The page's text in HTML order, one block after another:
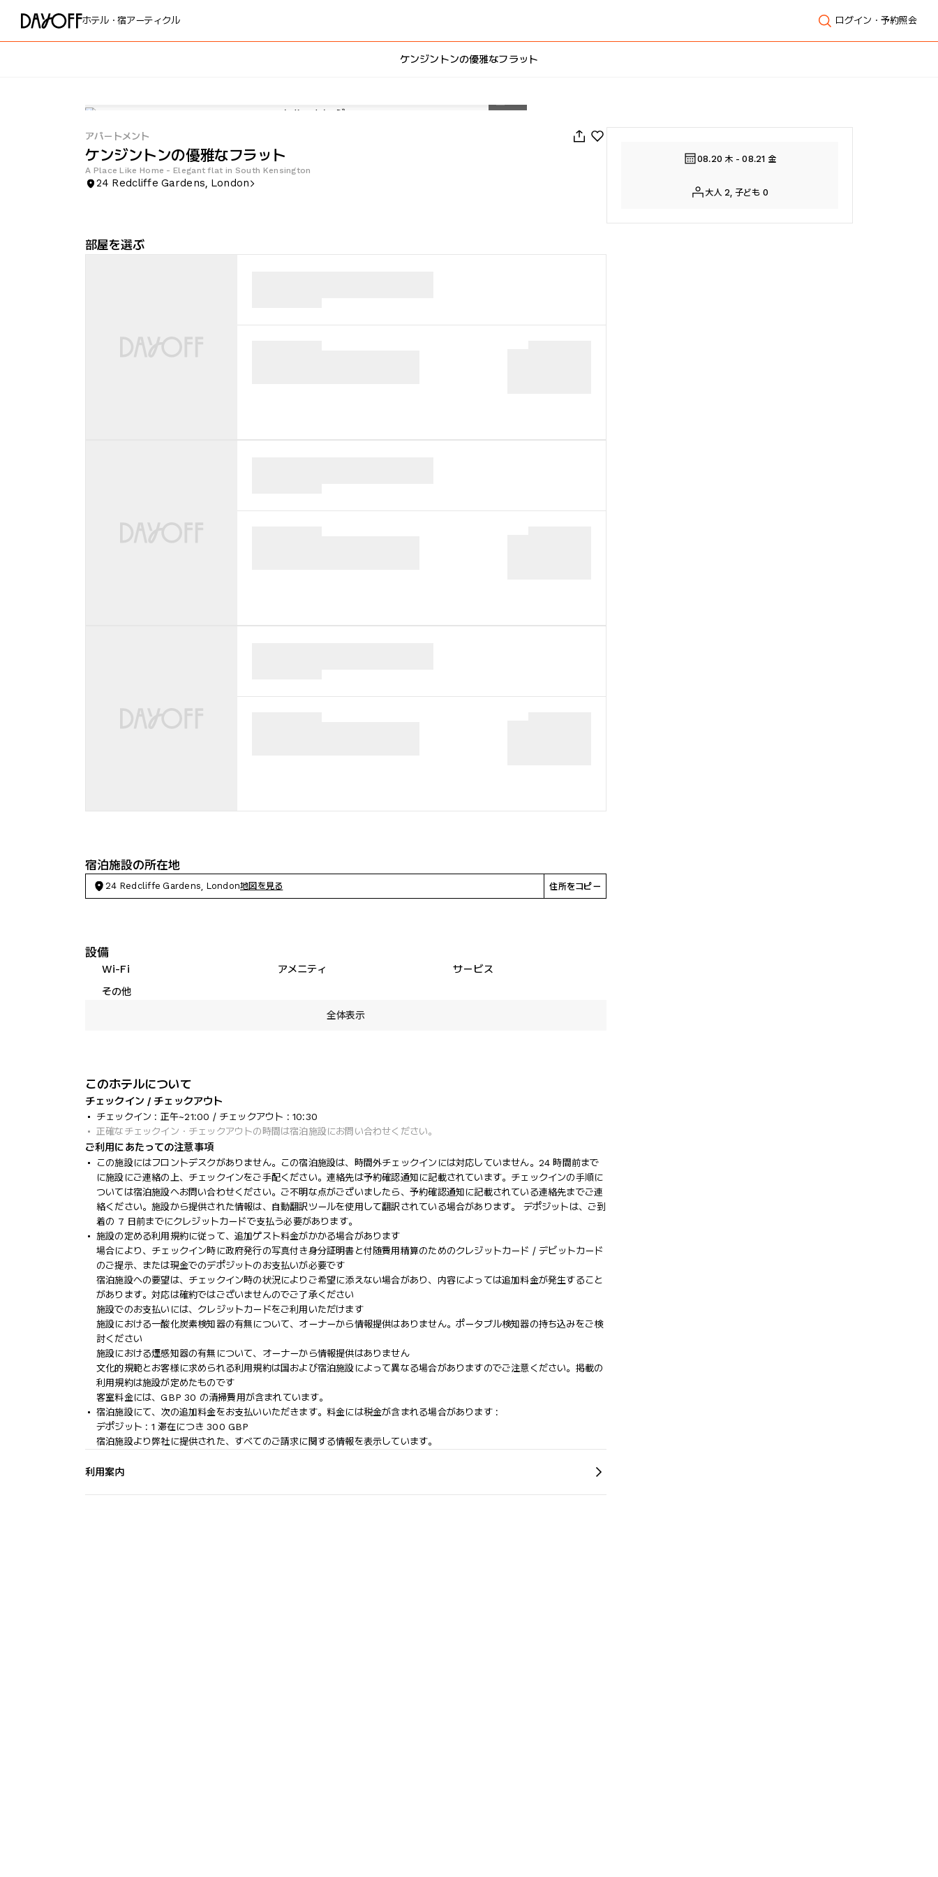
ホテル・宿アーティクル ログイン・予約照会
ケンジントンの優雅なフラット
アパートメント
ケンジントンの優雅なフラット
A Place Like Home - Elegant flat in South Kensington
24 Redcliffe Gardens, London
部屋を選ぶ
宿泊施設の所在地
24 Redcliffe Gardens, London地図を見る 住所をコピー
設備
Wi-Fi アメニティ
サービス
その他
全体表示
このホテルについて
チェックイン / チェックアウト
チェックイン : 正午~21:00 / チェックアウト : 10:30
正確なチェックイン・チェックアウトの時間は宿泊施設にお問い合わせください。
ご利用にあたっての注意事項
この施設にはフロントデスクがありません。この宿泊施設は、時間外チェックインには対応していません。24 時間前まで
に施設にご連絡の上、チェックインをご手配ください。連絡先は予約確認通知に記載されています。チェックインの手順に
ついては宿泊施設へお問い合わせください。ご不明な点がございましたら、予約確認通知に記載されている連絡先までご連
絡ください。施設から提供された情報は、自動翻訳ツールを使用して翻訳されている場合があります。 デポジットは、ご到
着の 7 日前までにクレジットカードで支払う必要があります。
施設の定める利用規約に従って、追加ゲスト料金がかかる場合があります
場合により、チェックイン時に政府発行の写真付き身分証明書と付随費用精算のためのクレジットカード / デビットカード
のご提示、または現金でのデポジットのお支払いが必要です
宿泊施設への要望は、チェックイン時の状況によりご希望に添えない場合があり、内容によっては追加料金が発生すること
があります。対応は確約ではございませんのでご了承ください
施設でのお支払いには、クレジットカードをご利用いただけます
施設における一酸化炭素検知器の有無について、オーナーから情報提供はありません。ポータブル検知器の持ち込みをご検
討ください
施設における煙感知器の有無について、オーナーから情報提供はありません
文化的規範とお客様に求められる利用規約は国および宿泊施設によって異なる場合がありますのでご注意ください。掲載の
利用規約は施設が定めたものです
客室料金には、GBP 30 の清掃費用が含まれています。
宿泊施設にて、次の追加料金をお支払いいただきます。料金には税金が含まれる場合があります :
デポジット : 1 滞在につき 300 GBP
宿泊施設より弊社に提供された、すべてのご請求に関する情報を表示しています。
利用案内
08.20 木 - 08.21 金
大人 2, 子ども 0